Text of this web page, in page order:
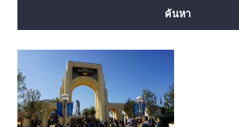
สายอิมาซาโตะซุจิ สายนิวแทรม
ค้นหา